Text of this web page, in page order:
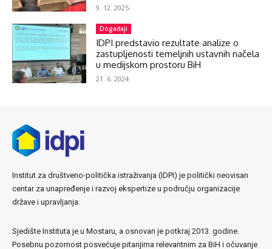
9. 12. 2025.
Događaji
IDPI predstavio rezultate analize o
zastupljenosti temeljnih ustavnih načela
u medijskom prostoru BiH
21. 6. 2024.
Institut za društveno-politička istraživanja (IDPI) je politički neovisan
centar za unapređenje i razvoj ekspertize u području organizacije
države i upravljanja.
Sjedište Instituta je u Mostaru, a osnovan je potkraj 2013. godine.
Posebnu pozornost posvećuje pitanjima relevantnim za BiH i očuvanje